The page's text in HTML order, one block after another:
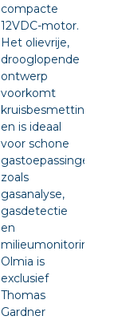
compacte
12VDC-motor.
Het olievrije,
drooglopende
ontwerp
voorkomt
kruisbesmetting
en is ideaal
voor schone
gastoepassingen
zoals
gasanalyse,
gasdetectie
en
milieumonitoring.
Olmia is
exclusief
Thomas
Gardner